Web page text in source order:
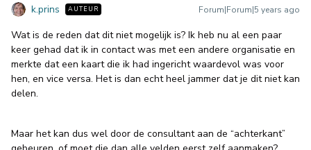
k.prins AUTEUR Forum|Forum|5 years ago
Wat is de reden dat dit niet mogelijk is? Ik heb nu al een paar
keer gehad dat ik in contact was met een andere organisatie en
merkte dat een kaart die ik had ingericht waardevol was voor
hen, en vice versa. Het is dan echt heel jammer dat je dit niet kan
delen.
Maar het kan dus wel door de consultant aan de “achterkant”